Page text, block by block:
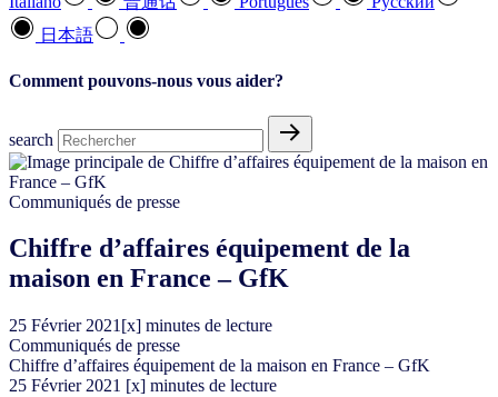
日本語
Comment pouvons-nous vous aider?
search
Communiqués de presse
Chiffre d’affaires équipement de la
maison en France – GfK
25 Février 2021 [x] minutes de lecture
Communiqués de presse
Chiffre d’affaires équipement de la maison en France – GfK
25 Février 2021 [x] minutes de lecture